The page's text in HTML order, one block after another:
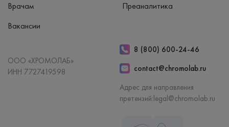
Врачам
Вакансии
Преаналитика
ООО «ХРОМОЛАБ»
ИНН 7727419598
8 (800) 600-24-46
contact@chromolab.ru
Адрес для направления
претензий:legal@chromolab.ru